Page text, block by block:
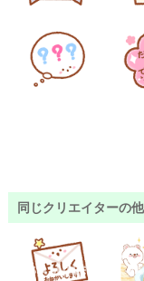
同じクリエイターの